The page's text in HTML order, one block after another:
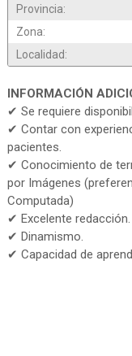
Provincia:
Zona:
Localidad:
INFORMACIÓN
✔ Se requiere
✔ Contar con
pacientes.
✔ Conocimiento de
por Imágenes
Computada)
✔ Excelente redacción.
✔ Dinamismo.
✔ Capacidad de